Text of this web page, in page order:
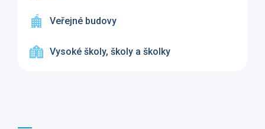
Veřejné budovy
Vysoké školy, školy a školky